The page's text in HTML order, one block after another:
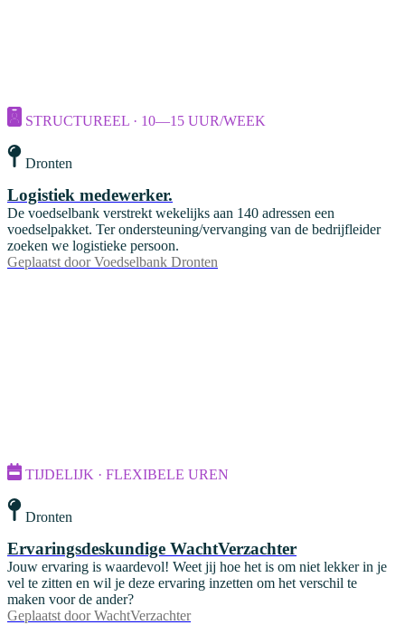
STRUCTUREEL · 10—15 UUR/WEEK
Dronten
Logistiek medewerker.
De voedselbank verstrekt wekelijks aan 140 adressen een
voedselpakket. Ter ondersteuning/vervanging van de bedrijfleider
zoeken we logistieke persoon.
Geplaatst door Voedselbank Dronten
TIJDELIJK · FLEXIBELE UREN
Dronten
Ervaringsdeskundige WachtVerzachter
Jouw ervaring is waardevol! Weet jij hoe het is om niet lekker in je
vel te zitten en wil je deze ervaring inzetten om het verschil te
maken voor de ander?
Geplaatst door WachtVerzachter